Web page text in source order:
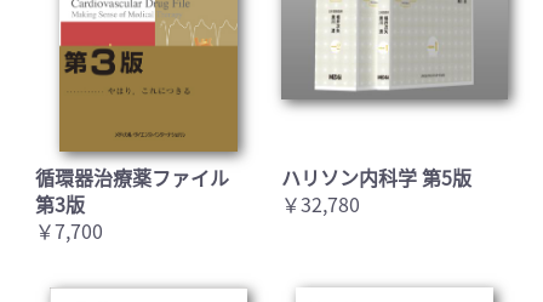
循環器治療薬ファイル
第3版
￥7,700
ハリソン内科学 第5版
￥32,780